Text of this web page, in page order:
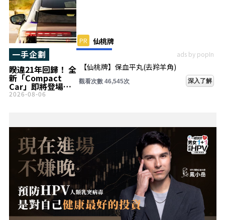
睽違21年回歸！ 全
新「Compact
Car」即將登場！
搭載「190匹馬
新 Audi「A2 e-
tron」預計於
2026年秋季在德國
全球首度公開
一手企劃
2026-08-06
PR 仙桃牌
ads by popIn
【仙桃牌】保血平丸(去羚羊角)
觀看次數 46,545次 深入了解